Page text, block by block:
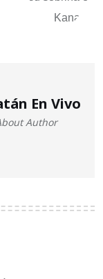
En Vivo
Author